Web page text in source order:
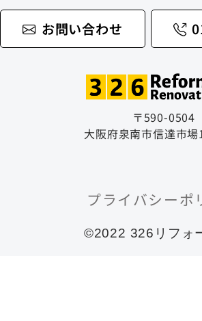
お問い合わせ
〒590-0504
大阪府泉南市信達市
プライバシーポ
©2022 326リフォ